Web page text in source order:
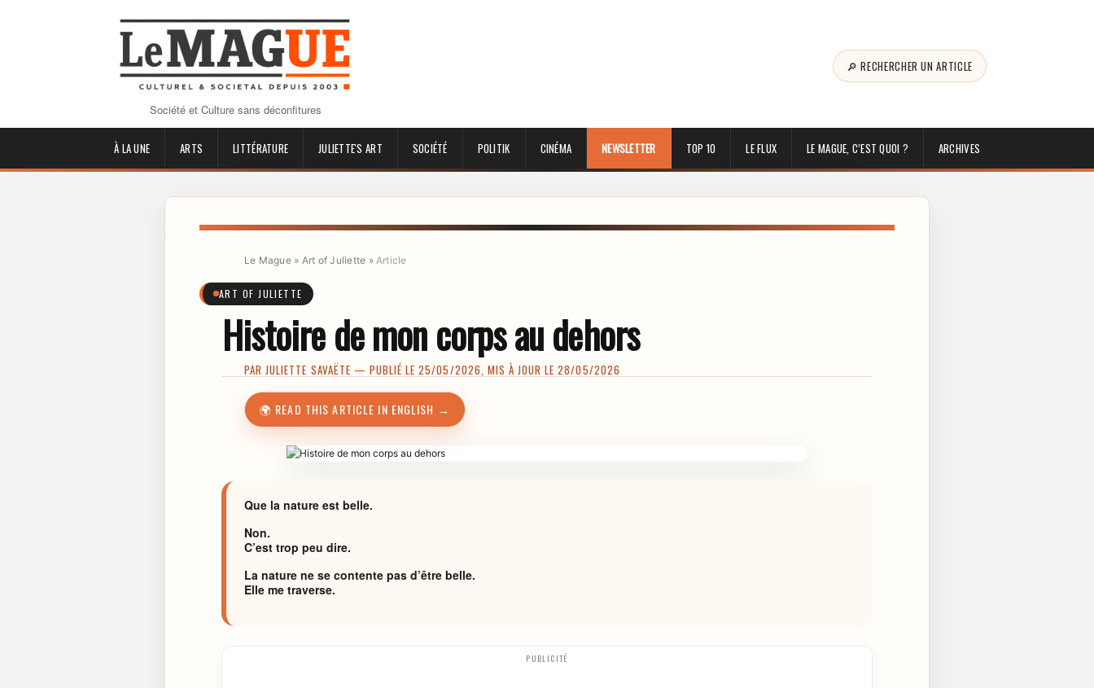
Société et Culture sans déconfitures
🔎 RECHERCHER UN ARTICLE
À LA UNE ARTS LITTÉRATURE JULIETTE'S ART SOCIÉTÉ POLITIK CINÉMA NEWSLETTER TOP 10 LE FLUX LE MAGUE, C’EST QUOI ? ARCHIVES
Le Mague» Art of Juliette » Article
ART OF JULIETTE
Histoire de mon corps au dehors
PARJULIETTE SAVAËTE — PUBLIÉ LE 25/05/2026, MIS À JOUR LE 28/05/2026
🌍 READ THIS ARTICLE IN ENGLISH →
Que la nature est belle.
Non.
C’est trop peu dire.
La nature ne se contente pas d’être belle.
Elle me traverse.
PUBLICITÉ